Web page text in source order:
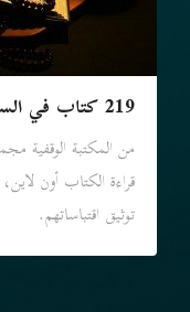
219 كتاب في السيرة النبوية - موقع المكتبة الوقفية
من المكتبة الوقفية
توثيق اقتباساتهم.